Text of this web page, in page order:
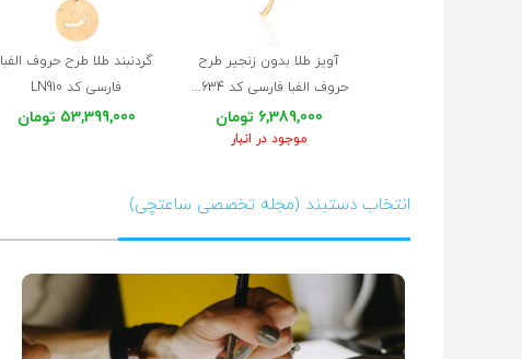
آویز طلا بدون زنجیر طرح
حروف الفبا فارسی کد LP634
6,389,000 تومان
موجود در انبار
گردنبند طلا طرح حروف الفبا
فارسی کد LN910
53,399,000 تومان
انتخاب دستبند (مجله تخصصی ساعتچی)